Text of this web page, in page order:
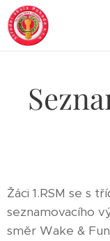
Žáci 1.RSM se s
seznamovacího
směr Wake &